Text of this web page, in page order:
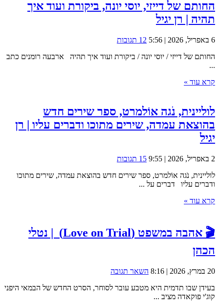
החותם של דייזי, יוסי יונה, ביקורת ועוד איך
תהיה | רן יגיל
6 באפריל, 2026 | 5:56
12 תגובות
החותם של דייזי / יוסי יונה / ביקורת ועוד איך תהיה ארבעה רומנים כתב
...
קרא עוד »
לוליינית, נֹגה אוֹלמרט, ספר שירים חדש
בהוצאת עמדה, שירים מתוכו ודברים עליו | רן
יגיל
2 באפריל, 2026 | 9:55
15 תגובות
לוליינית, נֹגה אוֹלמרט, ספר שירים חדש בהוצאת עמדה, שירים מתוכו
ודברים עליו דברים על ...
קרא עוד »
🎬 אהבה במשפט (Love on Trial) | נטלי
הכהן
20 במרץ, 2026 | 8:16
השאר תגובה
בעידן שבו תדמית היא מטבע עובר לסוחר, הסרט החדש של הבמאי היפני
קוג'י פוקאדה מציב ...